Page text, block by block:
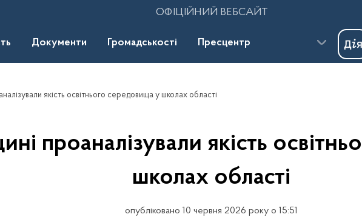
ОФІЦІЙНИЙ ВЕБСАЙТ
Документи Громадськості Пресцентр
якість освітнього середовища у школах області
проаналізували якість
школах області
опубліковано 10 червня 2026 року о 15:51